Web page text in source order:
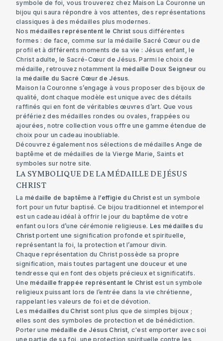
symbole de foi, vous trouverez chez Maison La Couronne un
bijou qui saura répondre à vos attentes, des représentations
classiques à des médailles plus modernes.
Nos médailles représentent le Christ sous différentes
formes : de face, comme sur la médaille Sacré Cœur ou de
profil et à différents moments de sa vie : Jésus enfant, le
Christ adulte, le Sacré-Cœur de Jésus. Parmi le choix de
médaille, retrouvez notamment la médaille Doux Seigneur ou
la médaille du Sacré Cœur de Jésus.
Maison la Couronne s’engage à vous proposer des bijoux de
qualité, dont chaque modèle est unique avec des détails
raffinés qui en font de véritables œuvres d’art. Que vous
préfériez des médailles rondes ou ovales, frappées ou
ajourées, notre collection vous offre une gamme étendue de
choix pour un cadeau inoubliable.
Découvrez également nos sélections demédailles Ange de
baptême et de médailles de la Vierge Marie, Saints et
symboles sur notre site.
LA SYMBOLIQUE DE LA MÉDAILLE DE JÉSUS
CHRIST
La médaille de baptême à l’effigie du Christ est un symbole
fort pour un futur baptisé. Ce bijou traditionnel et intemporel
est un cadeau idéal à offrir le jour du baptême de votre
enfant ou lors d’une cérémonie religieuse. Les médailles du
Christportent une signification profonde et spirituelle,
représentant la foi, la protection et l’amour divin.
Chaque représentation du Christ possède sa propre
signification, mais toutes partagent une douceur et une
tendresse qui en font des objets précieux et significatifs.
Une médaille frappée représentant le Christ est un symbole
religieux puissant lors de l’entrée dans la vie chrétienne,
rappelant les valeurs de foi et de dévotion.
Les médailles du Christ sont plus que de simples bijoux ;
elles sont des symboles de protection et de bénédiction.
Porter une médaille de Jésus Christ, c'est emporter avec soi
une partie de sa foi, une protection spirituelle contre les